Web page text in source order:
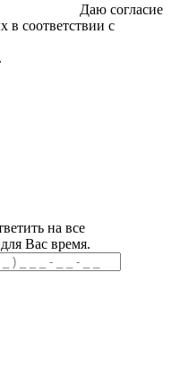
Даю согласие
в соответствии с
на все
Вас время.